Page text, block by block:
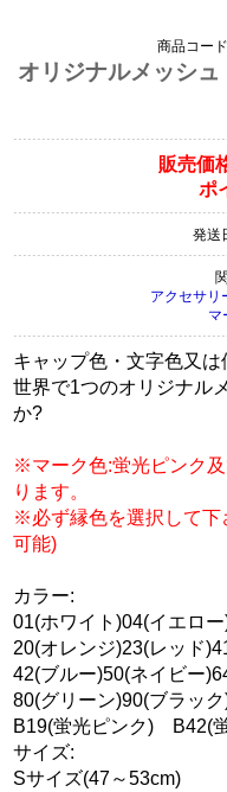
商品コード
オリジナルメッシ
販売価
ポ
発送
アクセサリ
マ
キャップ色・文字色又は
世界で1つのオリジナル
か?
※マーク色:蛍光ピンク
ります。
※必ず縁色を選択して下
可能)
カラー:
01(ホワイト)04(イエロ
20(オレンジ)23(レッド
42(ブルー)50(ネイビー
80(グリーン)90(ブラッ
B19(蛍光ピンク) B42(
サイズ:
Sサイズ(47～53cm)